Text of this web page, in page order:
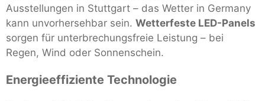
Ausstellungen in Stuttgart – das Wetter in Germany
kann unvorhersehbar sein. Wetterfeste LED-Panels
sorgen für unterbrechungsfreie Leistung – bei
Regen, Wind oder Sonnenschein.
Energieeffiziente Technologie